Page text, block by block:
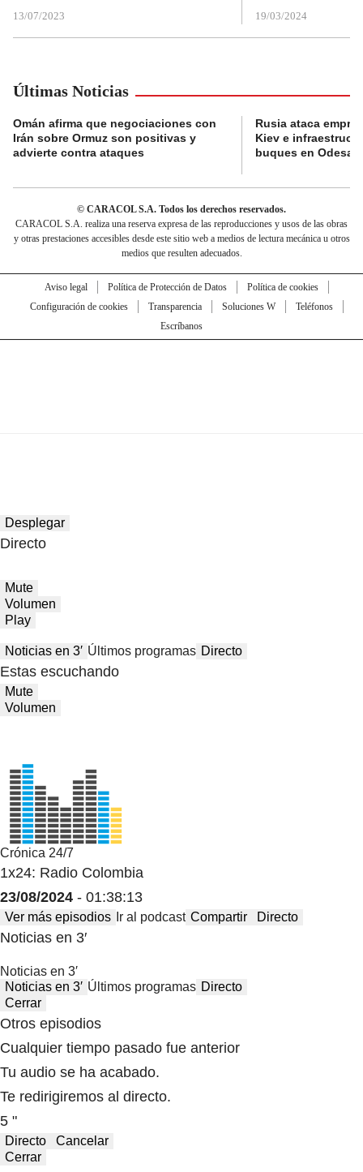
13/07/2023 19/03/2024
Últimas Noticias
Omán afirma que negociaciones con
Irán sobre Ormuz son positivas y
advierte contra ataques
Rusia ataca
Kiev e
buques en Odesa
© CARACOL S.A. Todos los derechos reservados.
CARACOL S.A. realiza una reserva expresa de las reproducciones y usos de las obras
y otras prestaciones accesibles desde este sitio web a medios de lectura mecánica u otros
medios que resulten adecuados.
Aviso legal Política de Protección de Datos
Política de cookies
Configuración de cookies
Transparencia Soluciones W
Teléfonos
Escríbanos
Desplegar
Directo
Mute
Volumen
Play
Noticias en 3′ Últimos programas Directo
Estas escuchando
Mute
Volumen
Crónica 24/7
1x24: Radio Colombia
23/08/2024 - 01:38:13
Ver más episodios Ir al podcast Compartir Directo
Noticias en 3′
Noticias en 3′
Noticias en 3′ Últimos programas Directo
Cerrar
Otros episodios
Cualquier tiempo pasado fue anterior
Tu audio se ha acabado.
Te redirigiremos al directo.
5 "
Directo
Cancelar
Cerrar